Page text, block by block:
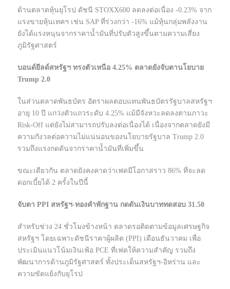
ด้านตลาดหุ้นยุโรป ดัชนี STOXX600 ลดลงต่อเนื่อง -0.23% จาก
แรงขายหุ้นเทคฯ เช่น SAP ที่ร่วงกว่า -16% แม้หุ้นกลุ่มพลังงาน
ยังได้แรงหนุนจากราคาน้ำมันที่ปรับตัวสูงขึ้นตามความเสี่ยง
ภูมิรัฐศาสตร์
บอนด์ยีลด์สหรัฐฯ ทรงตัวเหนือ 4.25% ตลาดยังจับตานโยบาย
Trump 2.0
ในส่วนตลาดพันธบัตร อัตราผลตอบแทนพันธบัตรรัฐบาลสหรัฐฯ
อายุ 10 ปี แกว่งตัวแถวระดับ 4.25% แม้มีจังหวะลดลงตามภาวะ
Risk-Off แต่ยังไม่สามารถปรับลงต่อเนื่องได้ เนื่องจากตลาดยังมี
ความกังวลต่อความไม่แน่นอนของนโยบายรัฐบาล Trump 2.0
รวมถึงแรงกดดันจากราคาน้ำมันที่เพิ่มขึ้น
ขณะเดียวกัน ตลาดยังคงคาดว่าเฟดมีโอกาสราว 86% ที่จะลด
ดอกเบี้ยได้ 2 ครั้งในปีนี้
จับตา PPI สหรัฐฯ-ทองคำพักฐาน กดดันเงินบาททดสอบ 31.50
สำหรับช่วง 24 ชั่วโมงข้างหน้า ตลาดรอติดตามข้อมูลเศรษฐกิจ
สหรัฐฯ โดยเฉพาะดัชนีราคาผู้ผลิต (PPI) เดือนธันวาคม เพื่อ
ประเมินแนวโน้มเงินเฟ้อ PCE ที่เฟดให้ความสำคัญ รวมถึง
พัฒนาการด้านภูมิรัฐศาสตร์ ทั้งประเด็นสหรัฐฯ-อิหร่าน และ
ความขัดแย้งกับยุโรป